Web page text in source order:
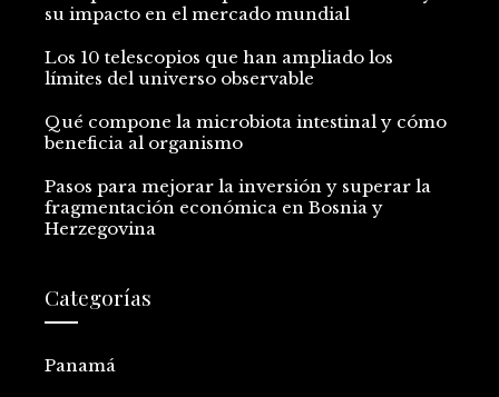
su impacto en el mercado mundial
Los 10 telescopios que han ampliado los
límites del universo observable
Qué compone la microbiota intestinal y cómo
beneficia al organismo
Pasos para mejorar la inversión y superar la
fragmentación económica en Bosnia y
Herzegovina
Categorías
Panamá